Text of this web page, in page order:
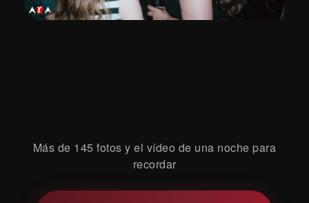
Más de 145 fotos y el vídeo de una noche para
recordar